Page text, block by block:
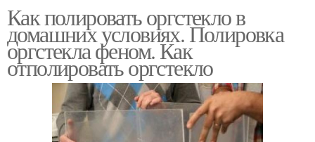
Как полировать оргстекло в
домашних условиях. Полировка
оргстекла феном. Как
отполировать оргстекло